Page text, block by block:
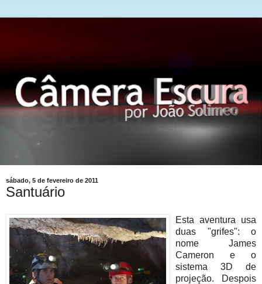
sábado, 5 de fevereiro de 2011
Santuário
Esta aventura usa
duas "grifes": o
nome James
Cameron e o
sistema 3D de
projeção. Despois